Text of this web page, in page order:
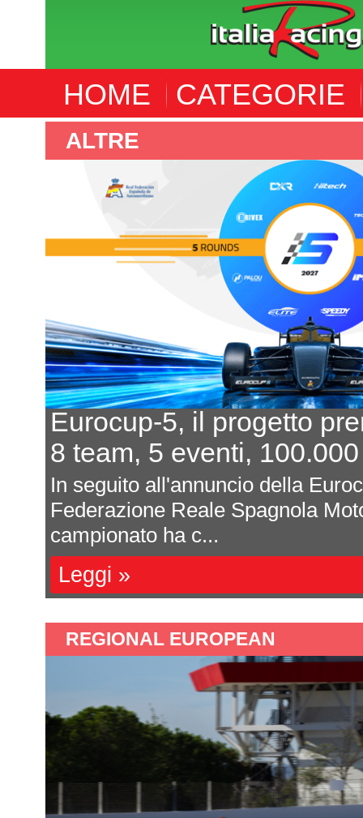
HOME CATEGORIE
ALTRE
Eurocup-5, il progetto
8 team, 5 eventi,
In seguito all'annuncio della
Federazione Reale Spagnola
campionato ha c...
Leggi »
REGIONAL EUROPEAN